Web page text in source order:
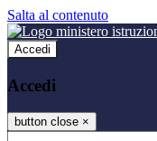
Salta al contenuto
Accedi
Accedi
button close ×